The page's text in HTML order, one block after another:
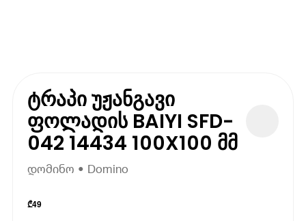
ტრაპი უჟანგავი
ფოლადის BAIYI SFD-
042 14434 100X100 მმ
დომინო • Domino
₾49